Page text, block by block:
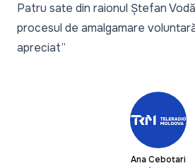
Patru sate din raionul Ștefan
procesul de amalgamare
apreciat”
Ana Cebotari